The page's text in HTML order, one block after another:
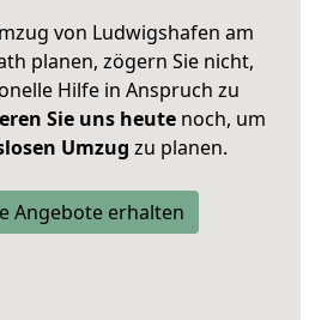
von Ludwigshafen am
planen, zögern Sie nicht,
Hilfe in Anspruch zu
Sie uns heutenoch, um
Umzug zu planen.
Angebote erhalten